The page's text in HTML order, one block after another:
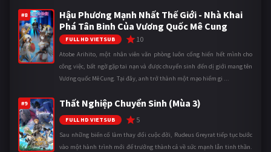
#8
Hậu Phương Mạnh Nhất Thế Giới - Nhà Khai
Phá Tân Binh Của Vương Quốc Mê Cung
FULL HD VIETSUB 10
Atobe Arihito, một nhân viên văn phòng luôn cống hiến hết mình cho
công việc, bất ngờ gặp tai nạn và được chuyển sinh đến dị giới mang tên
Vương quốc Mê Cung. Tại đây, anh trở thành một mạo hiểm gi ...
#9 Thất Nghiệp Chuyển Sinh (Mùa 3)
FULL HD VIETSUB 5
Sau những biến cố làm thay đổi cuộc đời, Rudeus Greyrat tiếp tục bước
vào một hành trình mới để trưởng thành cả về sức mạnh lẫn tinh thần.